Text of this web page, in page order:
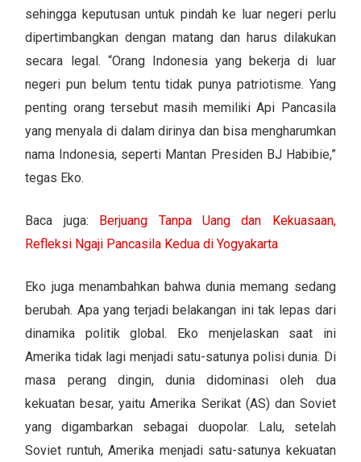
sehingga keputusan untuk pindah ke luar negeri perlu
dipertimbangkan dengan matang dan harus dilakukan
secara legal. “Orang Indonesia yang bekerja di luar
negeri pun belum tentu tidak punya patriotisme. Yang
penting orang tersebut masih memiliki Api Pancasila
yang menyala di dalam dirinya dan bisa mengharumkan
nama Indonesia, seperti Mantan Presiden BJ Habibie,”
tegas Eko.
Baca juga:
Berjuang Tanpa Uang dan Kekuasaan,
Refleksi Ngaji Pancasila Kedua di Yogyakarta
Eko juga menambahkan bahwa dunia memang sedang
berubah. Apa yang terjadi belakangan ini tak lepas dari
dinamika politik global. Eko menjelaskan saat ini
Amerika tidak lagi menjadi satu-satunya polisi dunia. Di
masa perang dingin, dunia didominasi oleh dua
kekuatan besar, yaitu Amerika Serikat (AS) dan Soviet
yang digambarkan sebagai duopolar. Lalu, setelah
Soviet runtuh, Amerika menjadi satu-satunya kekuatan